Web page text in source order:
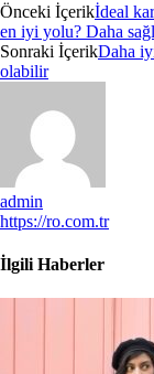
Önceki İçerikİdeal
en iyi yolu? Daha
Sonraki İçerikDaha
olabilir
admin
https://ro.com.tr
İlgili Haberler